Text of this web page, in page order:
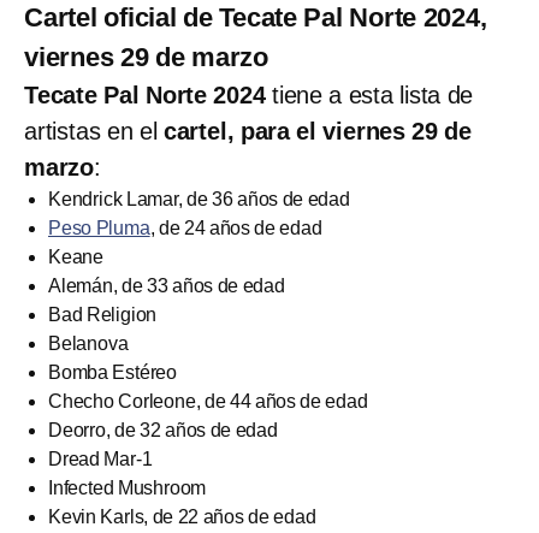
Cartel oficial de Tecate Pal Norte 2024,
viernes 29 de marzo
Tecate Pal Norte 2024tiene a esta lista de
artistas en el cartel, para el viernes 29 de
marzo:
Kendrick Lamar, de 36 años de edad
Peso Pluma, de 24 años de edad
Keane
Alemán, de 33 años de edad
Bad Religion
Belanova
Bomba Estéreo
Checho Corleone, de 44 años de edad
Deorro, de 32 años de edad
Dread Mar-1
Infected Mushroom
Kevin Karls, de 22 años de edad